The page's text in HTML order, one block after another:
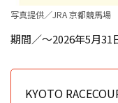
写真提供／JRA 京都競馬場
期間／～2026年5月31
KYOTO